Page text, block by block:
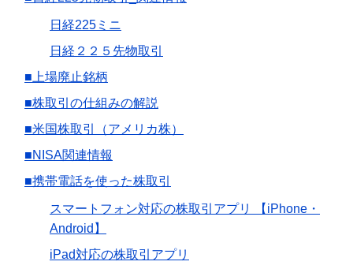
日経225ミニ
日経２２５先物取引
■上場廃止銘柄
■株取引の仕組みの解説
■米国株取引（アメリカ株）
■NISA関連情報
■携帯電話を使った株取引
スマートフォン対応の株取引アプリ 【iPhone・
Android】
iPad対応の株取引アプリ